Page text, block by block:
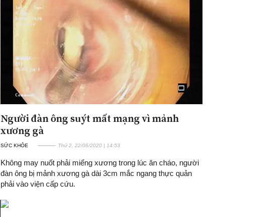
Người đàn ông suýt mất mạng vì mảnh
xương gà
SỨC KHỎE Thứ 2, 22/06/2020 | 14:53
Không may nuốt phải miếng xương trong lúc ăn cháo, người
đàn ông bị mảnh xương gà dài 3cm mắc ngang thực quản
phải vào viện cấp cứu.